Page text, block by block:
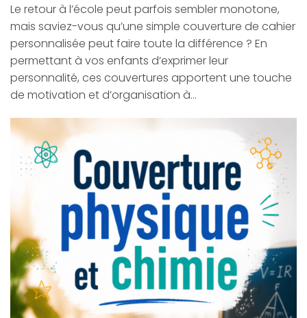
Le retour à l’école peut parfois sembler monotone,
mais saviez-vous qu’une simple couverture de cahier
personnalisée peut faire toute la différence ? En
permettant à vos enfants d’exprimer leur
personnalité, ces couvertures apportent une touche
de motivation et d’organisation à…